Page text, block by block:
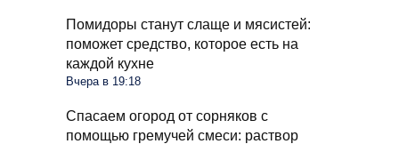
Помидоры станут слаще и мясистей:
поможет средство, которое есть на
каждой кухне
Вчера в 19:18
Спасаем огород от сорняков с
помощью гремучей смеси: раствор